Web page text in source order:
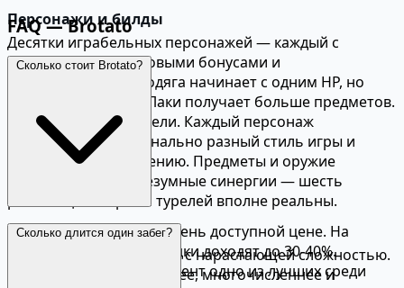
Персонажи и билды
Десятки играбельных персонажей — каждый с
уникальными стартовыми бонусами и
ограничениями. Бродяга начинает с одним HP, но
огромным уроном. Лаки получает больше предметов.
Инженер строит турели. Каждый персонаж
предполагает кардинально разный стиль игры и
подход к билдостроению. Предметы и оружие
комбинируются в безумные синергии — шесть
ракетниц или армия турелей вполне реальны.
Волны и прогрессия
Каждый забег — 20 волн с нарастающей сложностью.
Враги становятся быстрее, многочисленнее и
FAQ — Brotato
Сколько стоит Brotato?
Brotato продаётся по очень доступной цене. На
распродажах Steam скидки доходят до 30-40%.
Соотношение цена-контент одно из лучших среди
Сколько длится один забег?